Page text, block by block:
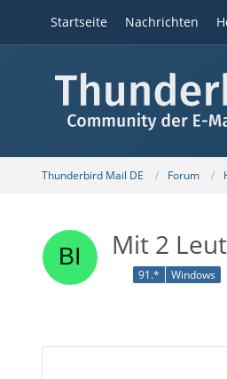
Startseite Nachrichten
Thunderbird Mail DE Forum
Mit 2
91.* Windows